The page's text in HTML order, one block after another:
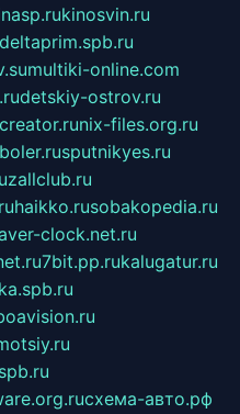
kinosvin.ru
deltaprim.spb.ru
multiki-online.com
detskiy-ostrov.ru
nix-files.org.ru
sputnikyes.ru
zallclub.ru
haikko.rusobakopedia.ru
clock.net.ru
7bit.pp.rukalugatur.ru
схема-авто.рф